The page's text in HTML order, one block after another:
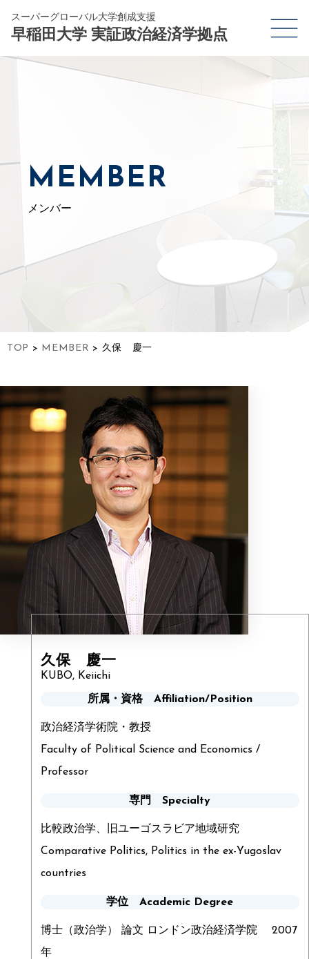
スーパーグローバル大学創成支援
早稲田大学 実証政治経済学拠点
MEMBER
メンバー
TOP > MEMBER > 久保 慶一
久保 慶一
KUBO, Keiichi
所属・資格 Affiliation/Position
政治経済学術院・教授
Faculty of Political Science and Economics /
Professor
専門 Specialty
比較政治学、旧ユーゴスラビア地域研究
Comparative Politics, Politics in the ex-Yugoslav
countries
学位 Academic Degree
博士（政治学） 論文 ロンドン政治経済学院 2007
年